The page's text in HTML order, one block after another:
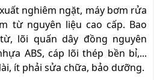
nghiêm ngặt, máy bơm rửa
từ nguyên liệu cao cấp. Bao
lõi quấn dây đồng nguyên
ABS, cáp lõi thép bền bỉ,...
ít phải sửa chữa, bảo dưỡng.